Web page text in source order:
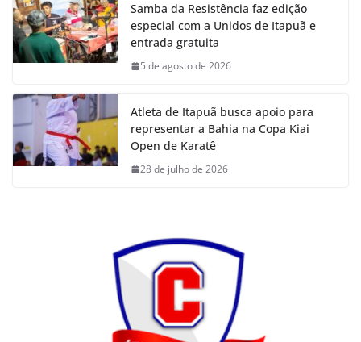
Samba da Resistência faz edição
especial com a Unidos de Itapuã e
entrada gratuita
5 de agosto de 2026
Atleta de Itapuã busca apoio para
representar a Bahia na Copa Kiai
Open de Karatê
28 de julho de 2026